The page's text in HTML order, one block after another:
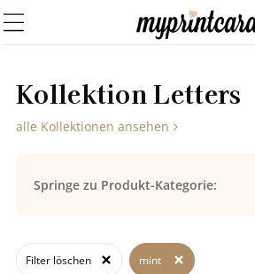
Kol­lek­ti­on Let­ters
alle Kollektionen ansehen
Springe zu Produkt-Kategorie:
mint
Filter löschen